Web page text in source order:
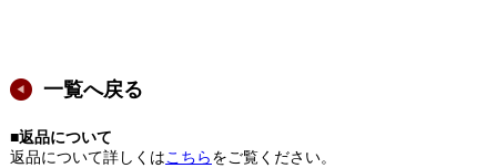
一覧へ戻る
■返品について
返品について詳しくはこちらをご覧ください。